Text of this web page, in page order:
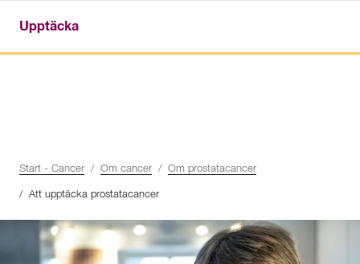
Upptäcka
Start - Cancer Om cancer Om prostatacancer
Att upptäcka prostatacancer